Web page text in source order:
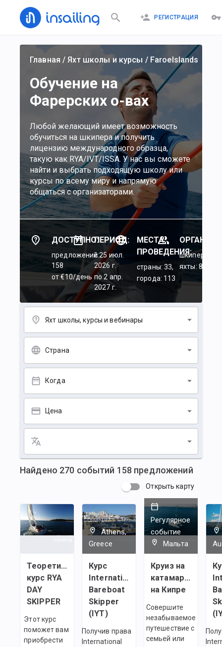
РЕГИСТРАЦИЯ
Главная /Яхт школы и курсы / FaroeIslands
Обучение на
Фарерских о-вах
Любой желающий имеет возможность
обучиться на шкипера и получить
лицензию международного образца,
такую как RYA/IVT/ISSA. У нас вы сможете
найти и выбрать подходящую школу или
курсы по всему миру и напрямую
общаться с организаторами.
ДОСТУПНО:
предложений:
158
от €10/день
ПЕРИОД:
c 25 июл.
2026 г.
по 2 апр.
2027 г.
МЕСТА
ПРОВЕДЕНИЯ:
страны: 33,
города: 113
шкиперы: 45,
яхты: 84
Яхт школы, курсы и вебинары
Страна
Когда
Цена
Найдено 270 событий 158 предложений
Открыть карту
Теоретический
курс RYA
DAY
SKIPPER
Этот курс
поможет вам
приобрести
Athens,
Greece
Курс
International
Bareboat
Skipper
(IYT)
Получив права
International
Регулярное
событие
Мальта
Круиз на
катамаране
на Кипре
Совершите
незабываемое
путешествие с
семьей или